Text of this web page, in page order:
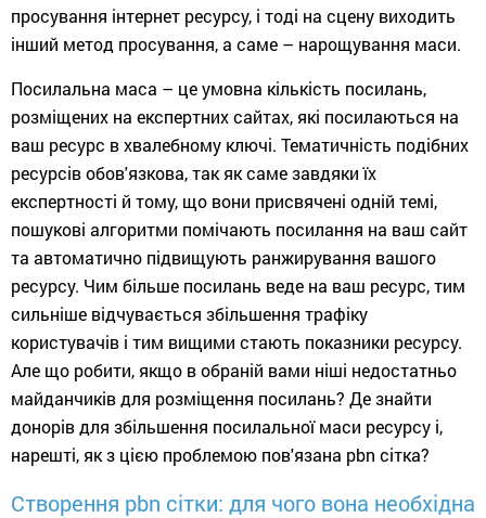
просування інтернет ресурсу, і тоді на сцену виходить
інший метод просування, а саме – нарощування маси.
Посилальна маса – це умовна кількість посилань,
розміщених на експертних сайтах, які посилаються на
ваш ресурс в хвалебному ключі. Тематичність подібних
ресурсів обов'язкова, так як саме завдяки їх
експертності й тому, що вони присвячені одній темі,
пошукові алгоритми помічають посилання на ваш сайт
та автоматично підвищують ранжирування вашого
ресурсу. Чим більше посилань веде на ваш ресурс, тим
сильніше відчувається збільшення трафіку
користувачів і тим вищими стають показники ресурсу.
Але що робити, якщо в обраній вами ніші недостатньо
майданчиків для розміщення посилань? Де знайти
донорів для збільшення посилальної маси ресурсу і,
нарешті, як з цією проблемою пов'язана pbn сітка?
Створення pbn сітки: для чого вона необхідна